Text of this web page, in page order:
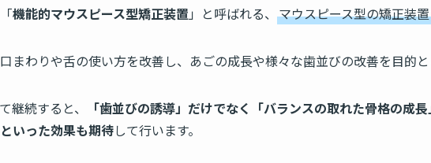
機能的マウスピース型矯正装置」と呼ばれる、 マウスピース型の矯正装置
まわりや舌の使い方を改善し、あごの成長や様々な歯並びの改善を目的と
継続すると、
「歯並びの誘導」だけでなく「バランスの取れた骨格の成
いった効果も期待して行います。